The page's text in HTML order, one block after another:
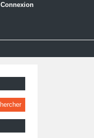
Connexion